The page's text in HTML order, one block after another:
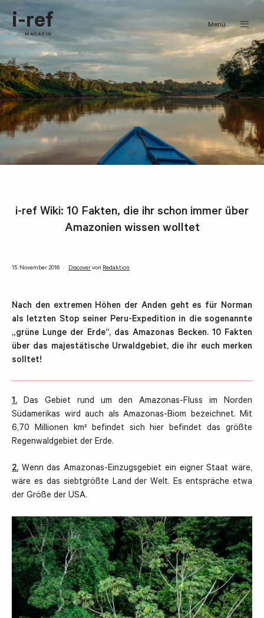
i-ref
MAGAZIN
Menü
i-ref Wiki: 10 Fakten, die ihr schon immer über
Amazonien wissen wolltet
15. November 2016 DiscovervonRedaktion
Nach den extremen Höhen der Anden geht es für Norman
als letzten Stop seiner Peru-Expedition in die sogenannte
„grüne Lunge der Erde“, das Amazonas Becken. 10 Fakten
über das majestätische Urwaldgebiet, die ihr euch merken
solltet!
1. Das Gebiet rund um den Amazonas-Fluss im Norden
Südamerikas wird auch als Amazonas-Biom bezeichnet. Mit
6,70 Millionen km² befindet sich hier befindet das größte
Regenwaldgebiet der Erde.
2. Wenn das Amazonas-Einzugsgebiet ein eigner Staat wäre,
wäre es das siebtgrößte Land der Welt. Es entspräche etwa
der Größe der USA.